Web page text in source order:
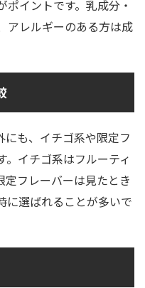
イントです。乳成分・
アレルギーのある方は成
にも、イチゴ系や限定フ
。イチゴ系はフルーティ
定フレーバーは見たとき
に選ばれることが多いで